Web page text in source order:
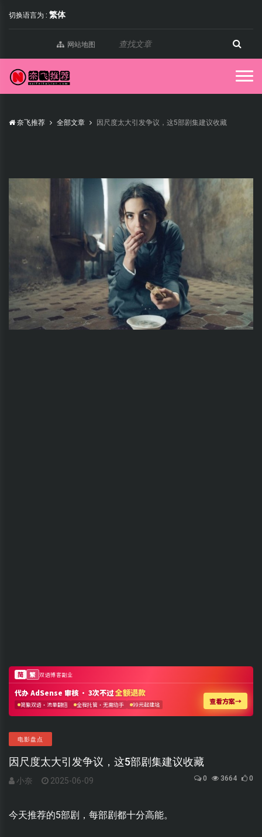
切换语言为 : 繁体
网站地图
奈飞推荐 全部文章 因尺度太大引发争议，这5部剧集建议收藏
电影盘点
因尺度太大引发争议，这5部剧集建议收藏
小奈 2025-06-09 0 3664 0
今天推荐的5部剧，每部剧都十分高能。